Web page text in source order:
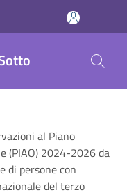
al Piano
(PIAO) 2024-2026 da
di persone con
del terzo